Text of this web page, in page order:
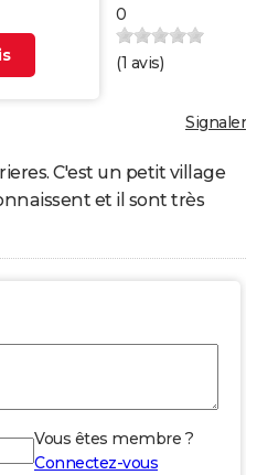
0
(1 avis)
Signaler
C'est un petit village
et il sont très
Vous êtes membre ?
Connectez-vous